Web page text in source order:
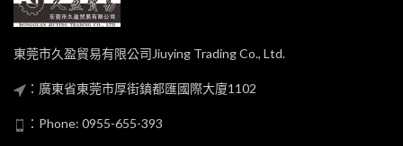
東莞市久盈貿易有限公司Jiuying Trading Co., Ltd.
：廣東省東莞市厚街鎮都匯國際大廈1102
：Phone: 0955-655-393